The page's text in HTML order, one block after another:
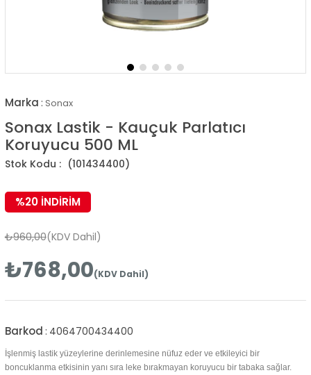
Marka : Sonax
Sonax Lastik - Kauçuk Parlatıcı
Koruyucu 500 ML
(101434400)
%20İNDIRIM
₺960,00(KDV Dahil)
₺768,00(KDV Dahil)
Barkod : 4064700434400
İşlenmiş lastik yüzeylerine derinlemesine nüfuz eder ve etkileyici bir
boncuklanma etkisinin yanı sıra leke bırakmayan koruyucu bir tabaka sağlar.